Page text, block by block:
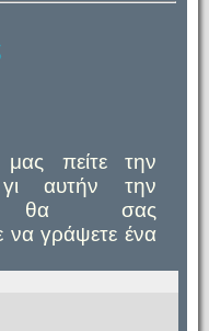
πείτε την
αυτήν την
θα σας
γράψετε ένα